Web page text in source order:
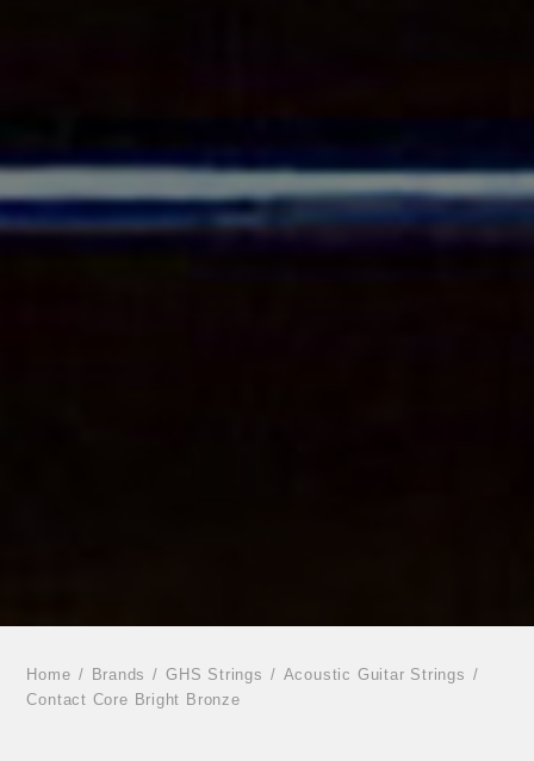
Home Brands GHS Strings
Acoustic Guitar Strings
Contact Core Bright Bronze